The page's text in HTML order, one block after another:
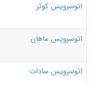
اتوسرویس کوثر
اتوسرویس ماهان
اتوسرویس سادات